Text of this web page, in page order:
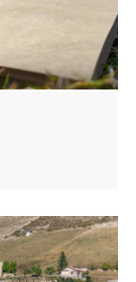
par la
choie/ 3